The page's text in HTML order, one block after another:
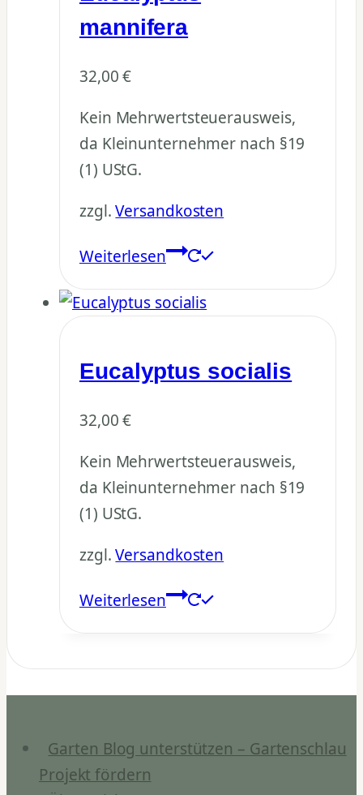
mannifera
32,00€
Kein Mehrwertsteuerausweis,
da Kleinunternehmer nach §19
(1) UStG.
zzgl.Versandkosten
Weiterlesen
Eucalyptus socialis
32,00€
Kein Mehrwertsteuerausweis,
da Kleinunternehmer nach §19
(1) UStG.
zzgl.Versandkosten
Weiterlesen
Garten Blog unterstützen – Gartenschlau
Projekt fördern